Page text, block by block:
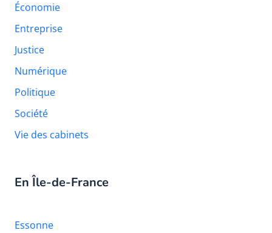
Économie
Entreprise
Justice
Numérique
Politique
Société
Vie des cabinets
En Île-de-France
Essonne